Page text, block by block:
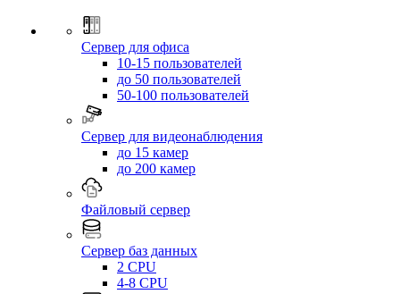
Сервер для офиса
10-15 пользователей
до 50 пользователей
50-100 пользователей
Сервер для видеонаблюдения
до 15 камер
до 200 камер
Файловый сервер
Сервер баз данных
2 CPU
4-8 CPU